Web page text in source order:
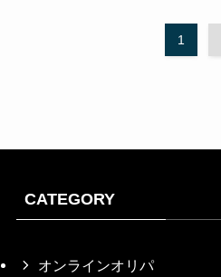
1
CATEGORY
オンラインオリパ